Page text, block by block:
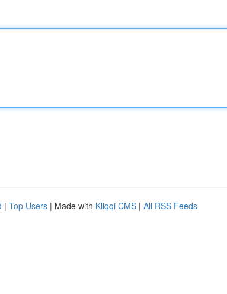
| Top Users | Made with Kliqqi CMS | All RSS Feeds